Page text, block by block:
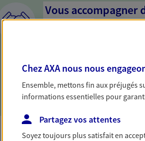
Vous accompagner
confiance
la confiance et la proximité.
Chez AXA nous nous
Ensemble, mettons fin aux préjugés
informations essentielles pour
Partagez vos attentes
Soyez toujours plus satisfait en